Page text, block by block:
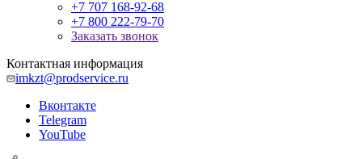
+7 707 168-92-68
+7 800 222-79-70
Заказать звонок
Контактная информация
imkzt@prodservice.ru
Вконтакте
Telegram
YouTube